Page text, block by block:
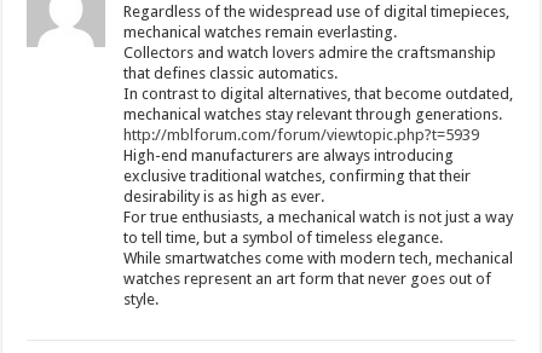
Regardless of the widespread use of digital timepieces,
mechanical watches remain everlasting.
Collectors and watch lovers admire the craftsmanship
that defines classic automatics.
In contrast to digital alternatives, that become outdated,
mechanical watches stay relevant through generations.
http://mblforum.com/forum/viewtopic.php?t=5939
High-end manufacturers are always introducing
exclusive traditional watches, confirming that their
desirability is as high as ever.
For true enthusiasts, a mechanical watch is not just a way
to tell time, but a symbol of timeless elegance.
While smartwatches come with modern tech, mechanical
watches represent an art form that never goes out of
style.